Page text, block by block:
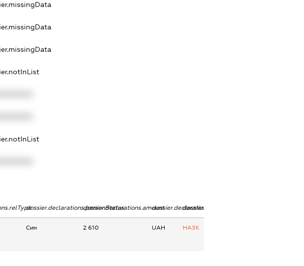
dossier.declarations.personStatusdossier.declarations.amountdossier.declarations.currency
dossier.declarations.source
Син 2 610 UAH НАЗК